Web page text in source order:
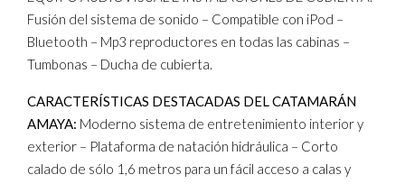
Fusión del sistema de sonido – Compatible con iPod –
Bluetooth – Mp3 reproductores en todas las cabinas –
Tumbonas – Ducha de cubierta.
CARACTERÍSTICAS DESTACADAS DEL CATAMARÁN
AMAYA: Moderno sistema de entretenimiento interior y
exterior – Plataforma de natación hidráulica – Corto
calado de sólo 1,6 metros para un fácil acceso a calas y